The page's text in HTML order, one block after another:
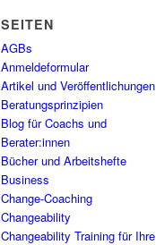
SEITEN
AGBs
Anmeldeformular
Artikel und Veröffentlichungen
Beratungsprinzipien
Blog für Coachs und
Berater:innen
Bücher und Arbeitshefte
Business
Change-Coaching
Changeability
Changeability Training für Ihre